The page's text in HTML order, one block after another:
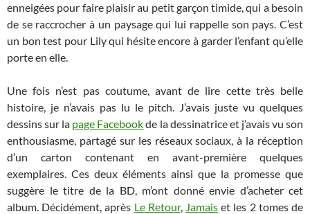
enneigées pour faire plaisir au petit garçon timide, qui a besoin
de se raccrocher à un paysage qui lui rappelle son pays. C’est
un bon test pour Lily qui hésite encore à garder l’enfant qu’elle
porte en elle.
Une fois n’est pas coutume, avant de lire cette très belle
histoire, je n’avais pas lu le pitch. J’avais juste vu quelques
dessins sur la page Facebookde la dessinatrice et j’avais vu son
enthousiasme, partagé sur les réseaux sociaux, à la réception
d’un carton contenant en avant-première quelques
exemplaires. Ces deux éléments ainsi que la promesse que
suggère le titre de la BD, m’ont donné envie d’acheter cet
album. Décidément, après Le Retour, Jamais et les 2 tomes de